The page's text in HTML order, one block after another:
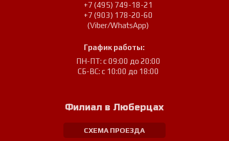
+7 (495) 749-18-21
+7 (903) 178-20-60
(Viber/WhatsApp)
График работы:
ПН-ПТ: с 09:00 до 20:00
СБ-ВС: с 10:00 до 18:00
Филиал в Люберцах
СХЕМА ПРОЕЗДА